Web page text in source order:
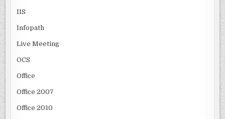
IIS
Infopath
Live Meeting
OCS
Office
Office 2007
Office 2010